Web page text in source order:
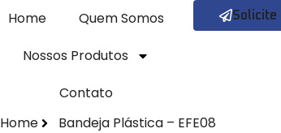
Home
Quem Somos
Nossos Produtos
Contato
Solicite
Home Bandeja Plástica – EFE08